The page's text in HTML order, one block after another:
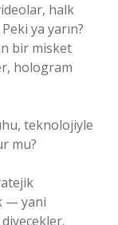
halk
ya yarın?
bir misket
hologram
teknolojiyle
mu?
— yani